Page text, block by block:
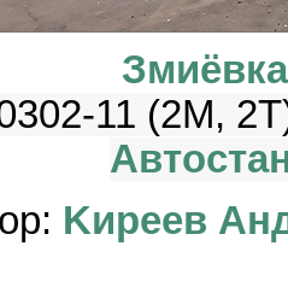
11 (2M,
Kиpeeв